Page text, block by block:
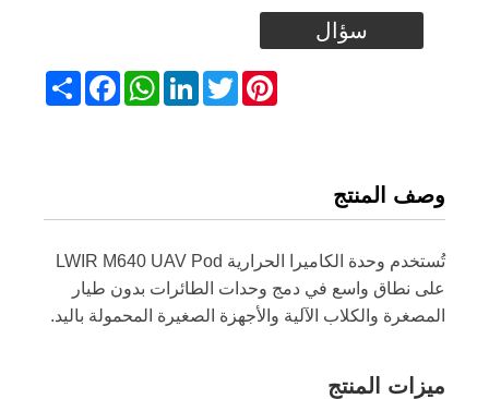
سؤال
Share
Facebook
WhatsAppLinkedInTwitter
Pinterest
وصف المنتج
تُستخدم وحدة الكاميرا الحرارية LWIR M640 UAV Pod
على نطاق واسع في دمج وحدات الطائرات بدون طيار
المصغرة والكلاب الآلية والأجهزة الصغيرة المحمولة باليد.
ميزات المنتج